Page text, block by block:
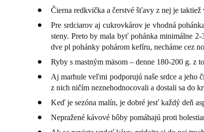
Čierna redkvička a čerstvé šťavy z nej je
Pre srdciarov aj cukrovkárov je vhodná
steny. Preto by mala byť pohánka minimálne
dve pl pohánky pohárom kefíru, necháme cez
Ryby s mastným mäsom – denne 180-200 g. z
Aj marhule veľmi podporujú naše srdce a jeho
z nich ničím neznehodnocovali a dostali sa do
Keď je sezóna malín, je dobré jesť každý deň
Nepražené kávové bôby pomáhajú proti